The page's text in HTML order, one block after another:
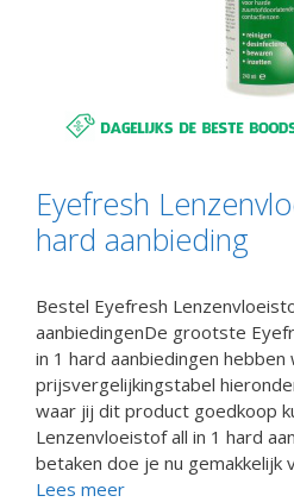
Eyefresh
hard aanbieding
Bestel Eyefresh
aanbiedingenDe grootste
in 1 hard aanbiedingen
prijsvergelijkingstabel
waar jij dit product goedkoop
Lenzenvloeistof all in 1 hard
betaken doe je nu gemakkelijk
Lees meer